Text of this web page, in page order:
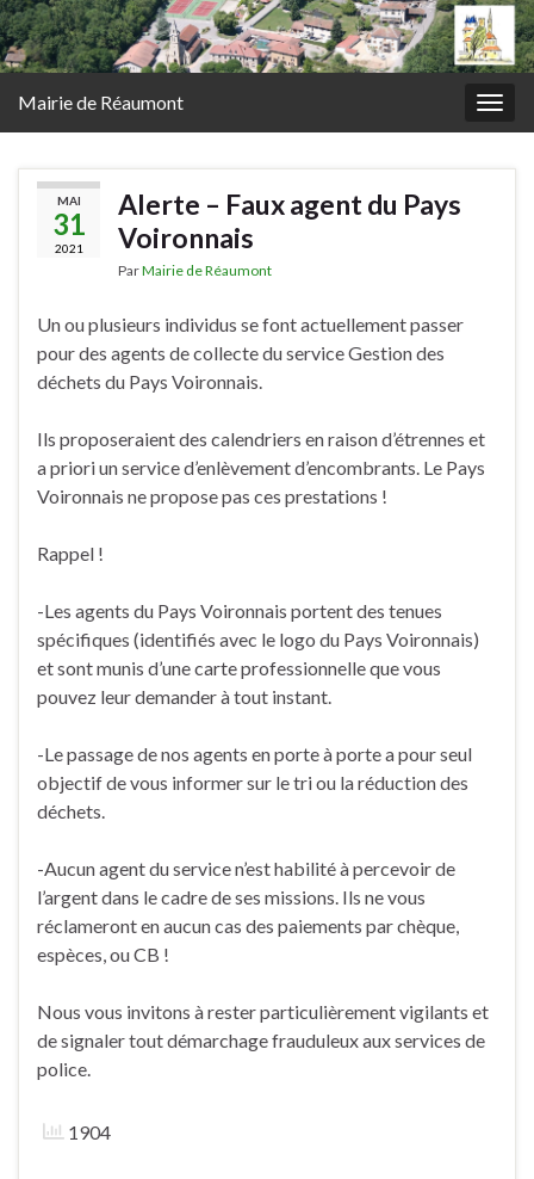
Mairie de Réaumont
MAI
31
2021
Alerte – Faux agent du Pays
Voironnais
ParMairie de Réaumont
Un ou plusieurs individus se font actuellement passer
pour des agents de collecte du service Gestion des
déchets du Pays Voironnais.
Ils proposeraient des calendriers en raison d’étrennes et
a priori un service d’enlèvement d’encombrants. Le Pays
Voironnais ne propose pas ces prestations !
Rappel !
-Les agents du Pays Voironnais portent des tenues
spécifiques (identifiés avec le logo du Pays Voironnais)
et sont munis d’une carte professionnelle que vous
pouvez leur demander à tout instant.
-Le passage de nos agents en porte à porte a pour seul
objectif de vous informer sur le tri ou la réduction des
déchets.
-Aucun agent du service n’est habilité à percevoir de
l’argent dans le cadre de ses missions. Ils ne vous
réclameront en aucun cas des paiements par chèque,
espèces, ou CB !
Nous vous invitons à rester particulièrement vigilants et
de signaler tout démarchage frauduleux aux services de
police.
1904